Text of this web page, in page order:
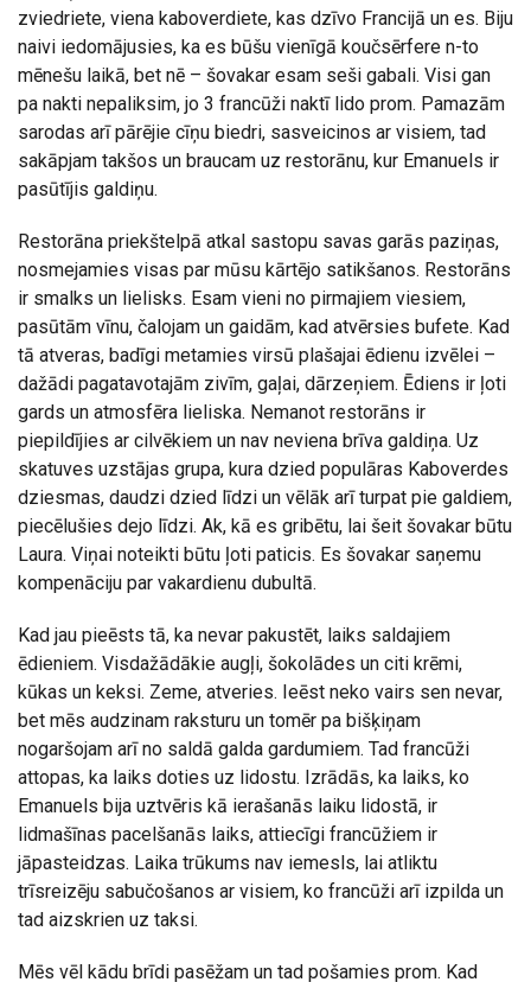
zviedriete, viena kaboverdiete, kas dzīvo Francijā un es. Biju
naivi iedomājusies, ka es būšu vienīgā koučsērfere n-to
mēnešu laikā, bet nē – šovakar esam seši gabali. Visi gan
pa nakti nepaliksim, jo 3 francūži naktī lido prom. Pamazām
sarodas arī pārējie cīņu biedri, sasveicinos ar visiem, tad
sakāpjam takšos un braucam uz restorānu, kur Emanuels ir
pasūtījis galdiņu.
Restorāna priekštelpā atkal sastopu savas garās paziņas,
nosmejamies visas par mūsu kārtējo satikšanos. Restorāns
ir smalks un lielisks. Esam vieni no pirmajiem viesiem,
pasūtām vīnu, čalojam un gaidām, kad atvērsies bufete. Kad
tā atveras, badīgi metamies virsū plašajai ēdienu izvēlei –
dažādi pagatavotajām zivīm, gaļai, dārzeņiem. Ēdiens ir ļoti
gards un atmosfēra lieliska. Nemanot restorāns ir
piepildījies ar cilvēkiem un nav neviena brīva galdiņa. Uz
skatuves uzstājas grupa, kura dzied populāras Kaboverdes
dziesmas, daudzi dzied līdzi un vēlāk arī turpat pie galdiem,
piecēlušies dejo līdzi. Ak, kā es gribētu, lai šeit šovakar būtu
Laura. Viņai noteikti būtu ļoti paticis. Es šovakar saņemu
kompenāciju par vakardienu dubultā.
Kad jau pieēsts tā, ka nevar pakustēt, laiks saldajiem
ēdieniem. Visdažādākie augļi, šokolādes un citi krēmi,
kūkas un keksi. Zeme, atveries. Ieēst neko vairs sen nevar,
bet mēs audzinam raksturu un tomēr pa bišķiņam
nogaršojam arī no saldā galda gardumiem. Tad francūži
attopas, ka laiks doties uz lidostu. Izrādās, ka laiks, ko
Emanuels bija uztvēris kā ierašanās laiku lidostā, ir
lidmašīnas pacelšanās laiks, attiecīgi francūžiem ir
jāpasteidzas. Laika trūkums nav iemesls, lai atliktu
trīsreizēju sabučošanos ar visiem, ko francūži arī izpilda un
tad aizskrien uz taksi.
Mēs vēl kādu brīdi pasēžam un tad pošamies prom. Kad